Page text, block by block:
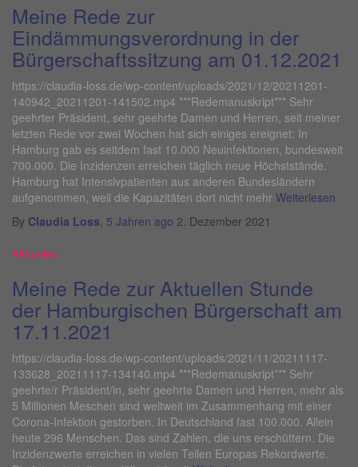
Meine Rede zur
Eindämmungsverordnung in der
Bürgerschaftssitzung am 01.12.2021
https://claudia-loss.de/wp-content/uploads/2021/12/20211201-
140942_20211201-141502.mp4 ***Redemanuskript*** Sehr
geehrter Präsident, sehr geehrte Damen und Herren, seit meiner
letzten Rede vor zwei Wochen hat sich einiges ereignet: In
Hamburg gab es seitdem fast 10.000 Neuinfektionen, bundesweit
700.000. Die Inzidenzen erreichen täglich neue Höchststände.
Hamburg hat Intensivpatienten aus anderen Bundesländern
aufgenommen, weil die Kapazitäten dort nicht mehr Weiterlesen
By Claudia Loss, 5 Jahren ago 2. Dezember 2021
Aktuelles
Meine Rede zur Aktuellen Stunde
der Hamburgischen Bürgerschaft am
17.11.2021
https://claudia-loss.de/wp-content/uploads/2021/11/20211117-
133628_20211117-134140.mp4 ***Redemanuskript*** Sehr
geehrte/r Präsident/in, sehr geehrte Damen und Herren, mehr als
5 Millionen Meschen sind weltweit im Zusammenhang mit einer
Corona-Infektion gestorben. In Deutschland fast 100.000. Allein
heute 296 Menschen. Das sind Zahlen, die uns erschüttern. Die
Inzidenzwerte erreichen in vielen Teilen Europas Rekordwerte.